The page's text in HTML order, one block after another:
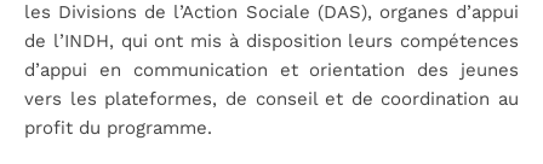
les Divisions de l’Action Sociale (DAS), organes d’appui
de l’INDH, qui ont mis à disposition leurs compétences
d’appui en communication et orientation des jeunes
vers les plateformes, de conseil et de coordination au
profit du programme.